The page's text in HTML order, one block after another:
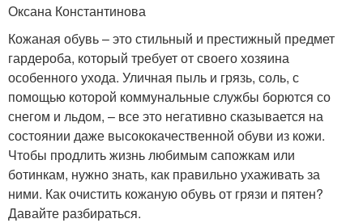
Оксана Константинова
Кожаная обувь – это стильный и престижный предмет
гардероба, который требует от своего хозяина
особенного ухода. Уличная пыль и грязь, соль, с
помощью которой коммунальные службы борются со
снегом и льдом, – все это негативно сказывается на
состоянии даже высококачественной обуви из кожи.
Чтобы продлить жизнь любимым сапожкам или
ботинкам, нужно знать, как правильно ухаживать за
ними. Как очистить кожаную обувь от грязи и пятен?
Давайте разбираться.